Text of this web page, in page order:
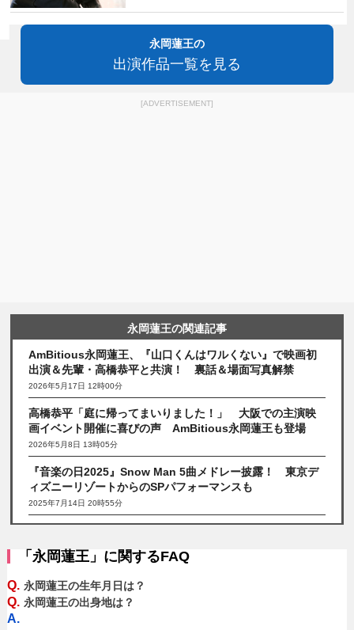
永岡蓮王の
出演作品一覧を見る
[ADVERTISEMENT]
永岡蓮王の関連記事
AmBitious永岡蓮王、『山口くんはワルくない』で映画初
出演＆先輩・高橋恭平と共演！ 裏話＆場面写真解禁
2026年5月17日 12時00分
高橋恭平「庭に帰ってまいりました！」 大阪での主演映
画イベント開催に喜びの声 AmBitious永岡蓮王も登場
2026年5月8日 13時05分
『音楽の日2025』Snow Man 5曲メドレー披露！ 東京デ
ィズニーリゾートからのSPパフォーマンスも
2025年7月14日 20時55分
「永岡蓮王」に関するFAQ
Q. 永岡蓮王の生年月日は？
Q. 永岡蓮王の出身地は？
A.